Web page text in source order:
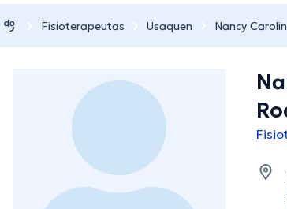
Fisioterapeutas Usaquen Nancy